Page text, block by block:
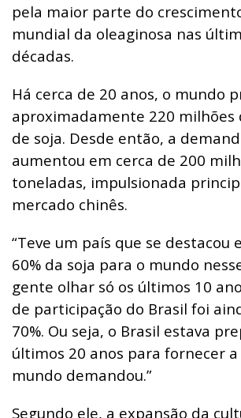
pela maior parte do
mundial da oleaginosa nas
décadas.
Há cerca de 20 anos, o mundo
aproximadamente 220 milhões
de soja. Desde então, a
aumentou em cerca de 200
toneladas, impulsionada
mercado chinês.
“Teve um país que se destacou
60% da soja para o mundo
gente olhar só os últimos 10
de participação do Brasil foi
70%. Ou seja, o Brasil estava
últimos 20 anos para fornecer a
mundo demandou.”
Segundo ele, a expansão da